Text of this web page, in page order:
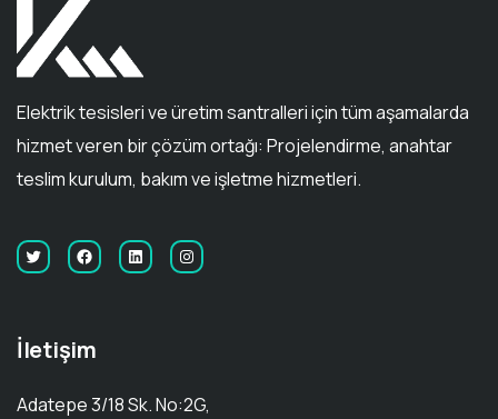
Elektrik tesisleri ve üretim santralleri için tüm aşamalarda
hizmet veren bir çözüm ortağı: Projelendirme, anahtar
teslim kurulum, bakım ve işletme hizmetleri.
İletişim
Adatepe 3/18 Sk. No:2G,